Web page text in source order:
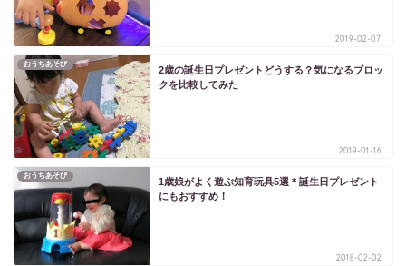
2019-02-07
おうちあそび
2歳の誕生日プレゼントどうする？気になるブロッ
クを比較してみた
2019-01-16
おうちあそび
1歳娘がよく遊ぶ知育玩具5選＊誕生日プレゼント
にもおすすめ！
2018-02-02